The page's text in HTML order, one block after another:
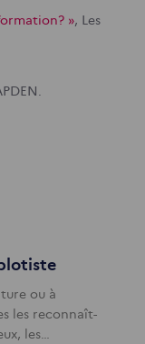
», Les
ou à
les reconnaît-
les…